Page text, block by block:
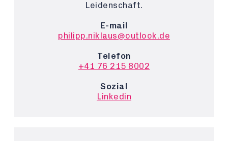
Leidenschaft.
E-mail
philipp.niklaus@outlook.de
Telefon
+41 76 215 8002
Sozial
Linkedin